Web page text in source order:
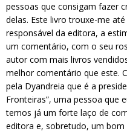
pessoas que consigam fazer
delas. Este livro trouxe-me
responsável da editora, a
um comentário, com o seu
autor com mais livros
melhor comentário que este.
pela Dyandreia que é a
Fronteiras”, uma pessoa que
temos já um forte laço de
editora e, sobretudo, um